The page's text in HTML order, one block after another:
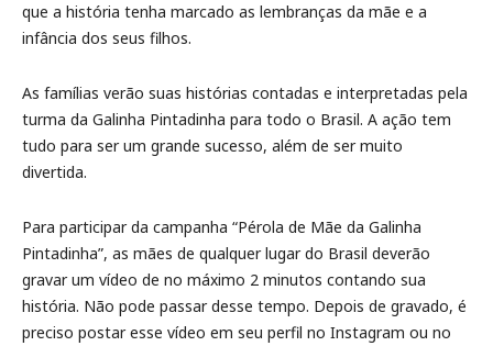
que a história tenha marcado as lembranças da mãe e a
infância dos seus filhos.
As famílias verão suas histórias contadas e interpretadas pela
turma da Galinha Pintadinha para todo o Brasil. A ação tem
tudo para ser um grande sucesso, além de ser muito
divertida.
Para participar da campanha “Pérola de Mãe da Galinha
Pintadinha”, as mães de qualquer lugar do Brasil deverão
gravar um vídeo de no máximo 2 minutos contando sua
história. Não pode passar desse tempo. Depois de gravado, é
preciso postar esse vídeo em seu perfil no Instagram ou no